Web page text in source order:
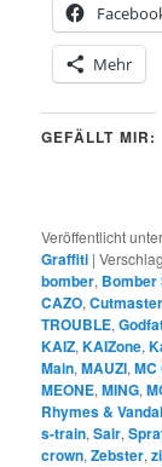
Mehr
GEFÄLLT MIR:
Veröffentlicht unter
Graffiti |
bomber, Bomber
CAZO,
TROUBLE,
KAIZ,KAIZone,
Main,MAUZI,MC
MEONE,MING,
Rhymes &
s-train,Sair,
crown,Zebster,